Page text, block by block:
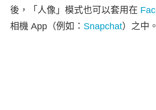
後，「人像」模式也可以套用在
相機 App（例如： Snapchat）之中。